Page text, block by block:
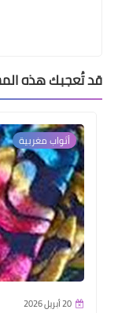
قد تُعجبك هذه
أثواب مغربية
20 أبريل 2026